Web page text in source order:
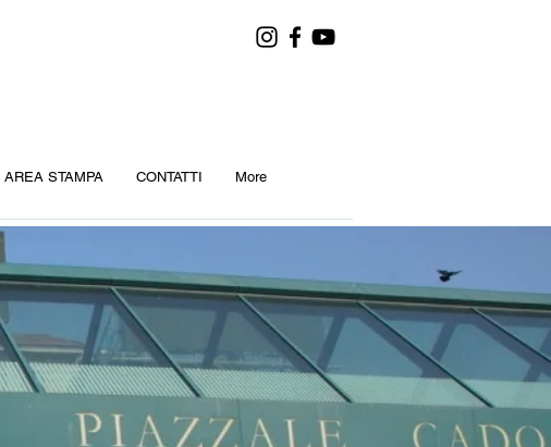
AREA STAMPA CONTATTI More